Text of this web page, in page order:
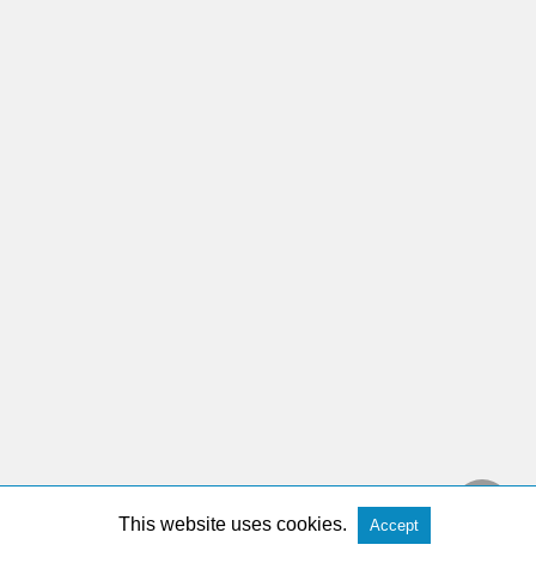
This website uses cookies. Accept